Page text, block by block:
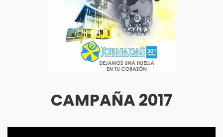
CAMPAÑA 2017